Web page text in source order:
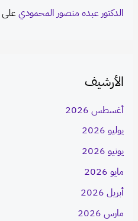
الدكتور عبده منصور المحموديعلى
الأرشيف
أغسطس 2026
يوليو 2026
يونيو 2026
مايو 2026
أبريل 2026
مارس 2026